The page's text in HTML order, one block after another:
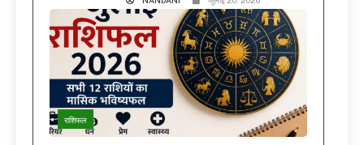
राशिफल